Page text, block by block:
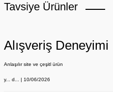
Tavsiye Ürünler
Alışveriş Deneyimi
Anlaşılır site ve çeşitl ürün
y... d... | 10/06/2026